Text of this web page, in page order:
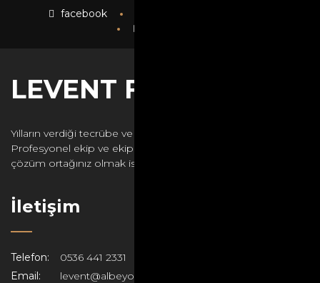
facebook
LEVENT FOTO
Yılların verdiği tecrübe ve birikimi işimize yansıtıyoruz.
Profesyonel ekip ve ekipmanlarımızla mutlu anlarınızdaki
çözüm ortağınız olmak isteriz.
İletişim
Telefon:
0536 441 2331
Email:
levent@albeyoglu.net